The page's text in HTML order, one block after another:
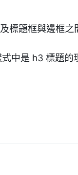
標題框與邊框之
中是 h3 標題的